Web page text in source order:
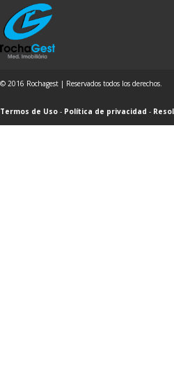
© 2016 Rochagest | Reservados todos los derechos.
Termos de Uso - Política de privacidad -